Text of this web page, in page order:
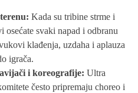
Kada su tribine strme i
osećate svaki napad i odbranu
klađenja, uzdaha i aplauza
igrača.
i koreografije: Ultra
često pripremaju choreo i